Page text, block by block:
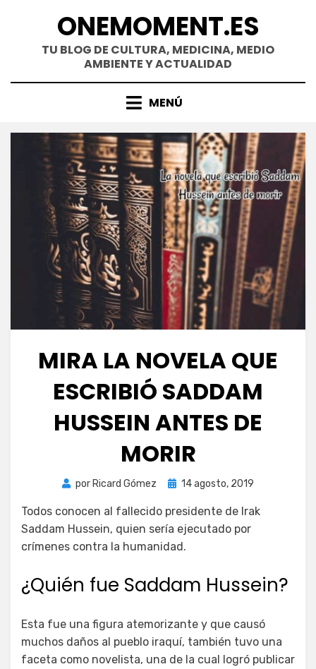
contenido ONEMOMENT.ES
TU BLOG DE CULTURA, MEDICINA, MEDIO
AMBIENTE Y ACTUALIDAD
MENÚ
MIRA LA NOVELA QUE
ESCRIBIÓ SADDAM
HUSSEIN ANTES DE
MORIR
por Ricard Gómez
Publicada
14 agosto, 2019
Todos conocen al fallecido presidente de Irak
Saddam Hussein, quien sería ejecutado por
crímenes contra la humanidad.
¿Quién fue Saddam Hussein?
Esta fue una figura atemorizante y que causó
muchos daños al pueblo iraquí, también tuvo una
faceta como novelista, una de la cual logró publicar